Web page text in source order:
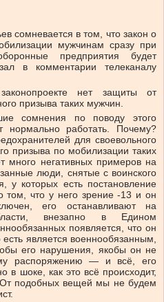
сомневается в том, что закон о
мужчинам сразу при
предприятия будет
в комментарии телеканалу
нет защиты от
призыва таких мужчин.
сомнения по поводу этого
нормально работать. Почему?
для своевольного
призыва по мобилизации таких
много негативных примеров на
люди, снятые с воинского
у которых есть постановление
том, что у него зрение -13 и он
его останавливают на
внезапно в Едином
появляется, что он
есть является военнообязанным,
его нарушения, якобы он не
распоряжению — и всё, его
в шоке, как это всё происходит,
подобных вещей мы не будем